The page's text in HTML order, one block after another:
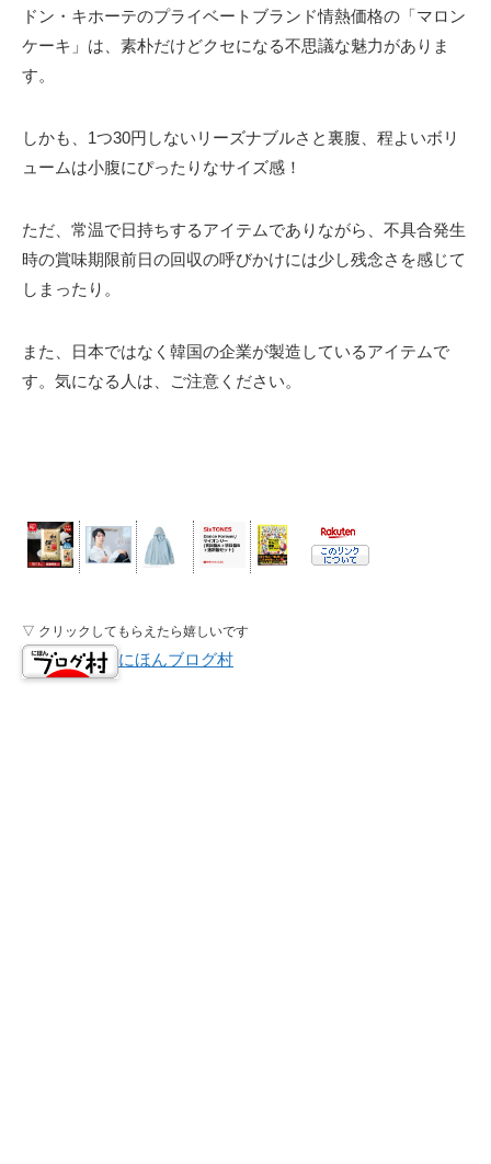
ドン・キホーテのプライベートブランド情熱価格の「マロン
ケーキ」は、素朴だけどクセになる不思議な魅力がありま
す。
しかも、1つ30円しないリーズナブルさと裏腹、程よいボリ
ュームは小腹にぴったりなサイズ感！
ただ、常温で日持ちするアイテムでありながら、不具合発生
時の賞味期限前日の回収の呼びかけには少し残念さを感じて
しまったり。
また、日本ではなく韓国の企業が製造しているアイテムで
す。気になる人は、ご注意ください。
▽ クリックしてもらえたら嬉しいです
にほんブログ村